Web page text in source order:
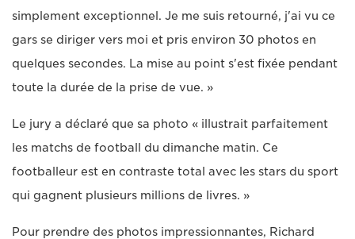
simplement exceptionnel. Je me suis retourné, j'ai vu ce
gars se diriger vers moi et pris environ 30 photos en
quelques secondes. La mise au point s'est fixée pendant
toute la durée de la prise de vue. »
Le jury a déclaré que sa photo « illustrait parfaitement
les matchs de football du dimanche matin. Ce
footballeur est en contraste total avec les stars du sport
qui gagnent plusieurs millions de livres. »
Pour prendre des photos impressionnantes, Richard